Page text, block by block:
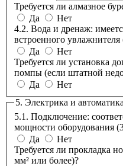
Требуется ли алмазное
Да
Нет
4.2. Вода и дренаж:
встроенного
Да
Нет
Требуется ли установка
помпы (если штатной
Да
Нет
5. Электрика и автоматика
5.1. Подключение:
мощности оборудования
Да
Нет
Требуется ли прокладка
мм² или более)?